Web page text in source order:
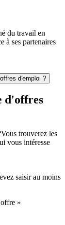
du travail en
à ses partenaires
d'emploi ?
d'offres
Vous trouverez les
vous intéresse
saisir au moins
»